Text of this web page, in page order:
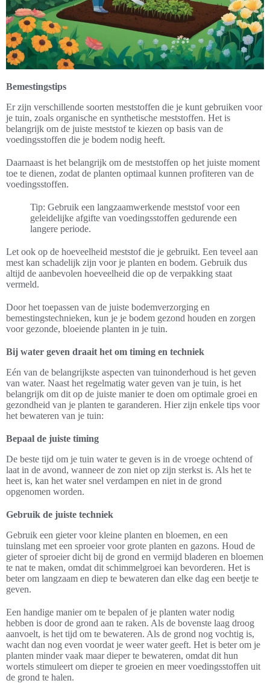
Bemestingstips
Er zijn verschillende soorten meststoffen die je kunt gebruiken voor
je tuin, zoals organische en synthetische meststoffen. Het is
belangrijk om de juiste meststof te kiezen op basis van de
voedingsstoffen die je bodem nodig heeft.
Daarnaast is het belangrijk om de meststoffen op het juiste moment
toe te dienen, zodat de planten optimaal kunnen profiteren van de
voedingsstoffen.
Tip: Gebruik een langzaamwerkende meststof voor een
geleidelijke afgifte van voedingsstoffen gedurende een
langere periode.
Let ook op de hoeveelheid meststof die je gebruikt. Een teveel aan
mest kan schadelijk zijn voor je planten en bodem. Gebruik dus
altijd de aanbevolen hoeveelheid die op de verpakking staat
vermeld.
Door het toepassen van de juiste bodemverzorging en
bemestingstechnieken, kun je je bodem gezond houden en zorgen
voor gezonde, bloeiende planten in je tuin.
Bij water geven draait het om timing en techniek
Eén van de belangrijkste aspecten van tuinonderhoud is het geven
van water. Naast het regelmatig water geven van je tuin, is het
belangrijk om dit op de juiste manier te doen om optimale groei en
gezondheid van je planten te garanderen. Hier zijn enkele tips voor
het bewateren van je tuin:
Bepaal de juiste timing
De beste tijd om je tuin water te geven is in de vroege ochtend of
laat in de avond, wanneer de zon niet op zijn sterkst is. Als het te
heet is, kan het water snel verdampen en niet in de grond
opgenomen worden.
Gebruik de juiste techniek
Gebruik een gieter voor kleine planten en bloemen, en een
tuinslang met een sproeier voor grote planten en gazons. Houd de
gieter of sproeier dicht bij de grond en vermijd bladeren en bloemen
te nat te maken, omdat dit schimmelgroei kan bevorderen. Het is
beter om langzaam en diep te bewateren dan elke dag een beetje te
geven.
Een handige manier om te bepalen of je planten water nodig
hebben is door de grond aan te raken. Als de bovenste laag droog
aanvoelt, is het tijd om te bewateren. Als de grond nog vochtig is,
wacht dan nog even voordat je weer water geeft. Het is beter om je
planten minder vaak maar dieper te bewateren, omdat dit hun
wortels stimuleert om dieper te groeien en meer voedingsstoffen uit
de grond te halen.